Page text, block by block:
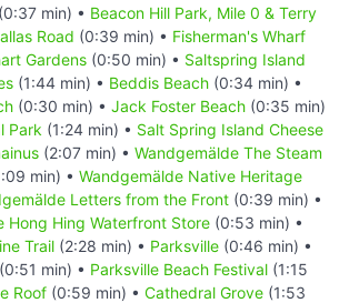
(0:37 min) • Beacon Hill Park, Mile 0 & Terry
Road (0:39 min) • Fisherman's Wharf
Gardens (0:50 min) • Saltspring Island
(1:44 min) • Beddis Beach (0:34 min) •
(0:30 min) • Jack Foster Beach (0:35 min)
Park (1:24 min) • Salt Spring Island Cheese
(2:07 min) • Wandgemälde The Steam
min) • Wandgemälde Native Heritage
Letters from the Front (0:39 min) •
Hong Hing Waterfront Store (0:53 min) •
Trail (2:28 min) • Parksville (0:46 min) •
(0:51 min) • Parksville Beach Festival (1:15
Roof (0:59 min) • Cathedral Grove (1:53